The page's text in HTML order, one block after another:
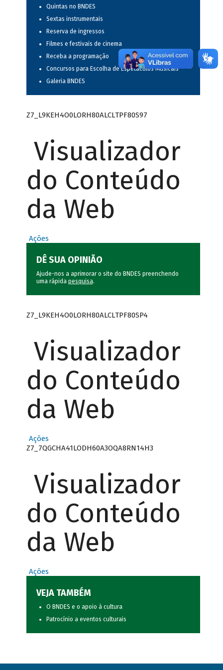
Quintas no BNDES
Sextas instrumentais
Reserva de ingressos
Filmes e festivais de cinema
Receba a programação
Concursos para Escolha de Espetáculos Musicais
Galeria BNDES
Z7_L9KEH4O0LORH80ALCLTPF80S97
Visualizador
do Conteúdo
da Web
Ações
DÊ SUA OPINIÃO
Ajude-nos a aprimorar o site do BNDES preenchendo
uma rápida pesquisa.
Z7_L9KEH4O0LORH80ALCLTPF80SP4
Visualizador
do Conteúdo
da Web
Ações
Z7_7QGCHA41LODH60A3OQA8RN14H3
Visualizador
do Conteúdo
da Web
Ações
VEJA TAMBÉM
O BNDES e o apoio à cultura
Patrocínio a eventos culturais